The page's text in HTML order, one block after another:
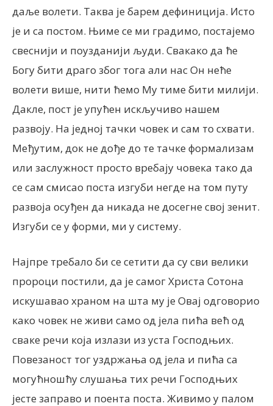
даље волети. Таква је барем дефиниција. Исто
је и са постом. Њиме се ми градимо, постајемо
свеснији и поузданији људи. Свакако да ће
Богу бити драго због тога али нас Он неће
волети више, нити ћемо Му тиме бити милији.
Дакле, пост је упућен искључиво нашем
развоју. На једној тачки човек и сам то схвати.
Међутим, док не дође до те тачке формализам
или заслужност просто вребају човека тако да
се сам смисао поста изгуби негде на том путу
развоја осуђен да никада не досегне свој зенит.
Изгуби се у форми, ми у систему.
Најпре требало би се сетити да су сви велики
пророци постили, да је самог Христа Сотона
искушавао храном на шта му је Овај одговорио
како човек не живи само од јела пића већ од
сваке речи која излази из уста Господњих.
Повезаност тог уздржања од јела и пића са
могућношћу слушања тих речи Господњих
јесте заправо и поента поста. Живимо у палом